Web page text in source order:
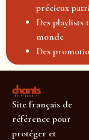
précieux
Des
monde
Des
Site français de
référence pour
protéger et